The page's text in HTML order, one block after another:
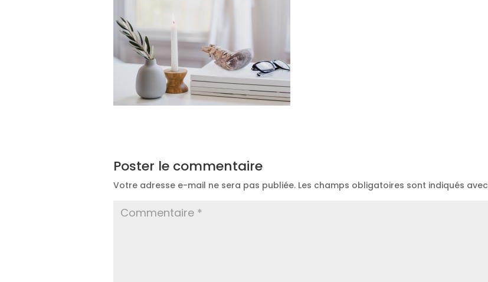
Poster le commentaire
Votre adresse e-mail ne sera pas publiée. Les champs obligatoires sont indiqués avec